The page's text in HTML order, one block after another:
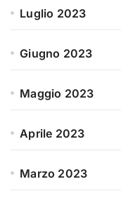
Luglio 2023
Giugno 2023
Maggio 2023
Aprile 2023
Marzo 2023